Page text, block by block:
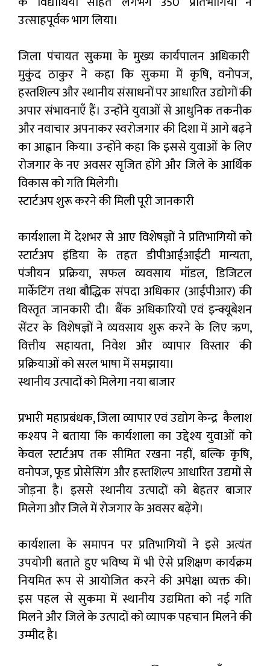
उत्साहपूर्वक भाग लिया।
जिला पंचायत सुकमा के मुख्य कार्यपालन अधिकारी
मुकुंद ठाकुर ने कहा कि सुकमा में कृषि, वनोपज,
हस्तशिल्प और स्थानीय संसाधनों पर आधारित उद्योगों की
अपार संभावनाएँ हैं। उन्होंने युवाओं से आधुनिक तकनीक
और नवाचार अपनाकर स्वरोजगार की दिशा में आगे बढ़ने
का आह्वान किया। उन्होंने कहा कि इससे युवाओं के लिए
रोजगार के नए अवसर सृजित होंगे और जिले के आर्थिक
विकास को गति मिलेगी।
स्टार्टअप शुरू करने की मिली पूरी जानकारी
कार्यशाला में देशभर से आए विशेषज्ञों ने प्रतिभागियों को
स्टार्टअप इंडिया के तहत डीपीआईआईटी मान्यता,
पंजीयन प्रक्रिया, सफल व्यवसाय मॉडल, डिजिटल
मार्केटिंग तथा बौद्धिक संपदा अधिकार (आईपीआर) की
विस्तृत जानकारी दी। बैंक अधिकारियों एवं इन्क्यूबेशन
सेंटर के विशेषज्ञों ने व्यवसाय शुरू करने के लिए ऋण,
वित्तीय सहायता, निवेश और व्यापार विस्तार की
प्रक्रियाओं को सरल भाषा में समझाया।
स्थानीय उत्पादों को मिलेगा नया बाजार
प्रभारी महाप्रबंधक, जिला व्यापार एवं उद्योग केन्द्र कैलाश
कश्यप ने बताया कि कार्यशाला का उद्देश्य युवाओं को
केवल स्टार्टअप तक सीमित रखना नहीं, बल्कि कृषि,
वनोपज, फूड प्रोसेसिंग और हस्तशिल्प आधारित उद्यमों से
जोड़ना है। इससे स्थानीय उत्पादों को बेहतर बाजार
मिलेगा और जिले में रोजगार के अवसर बढ़ेंगे।
कार्यशाला के समापन पर प्रतिभागियों ने इसे अत्यंत
उपयोगी बताते हुए भविष्य में भी ऐसे प्रशिक्षण कार्यक्रम
नियमित रूप से आयोजित करने की अपेक्षा व्यक्त की।
इस पहल से सुकमा में स्थानीय उद्यमिता को नई गति
मिलने और जिले के उत्पादों को व्यापक पहचान मिलने की
उम्मीद है।